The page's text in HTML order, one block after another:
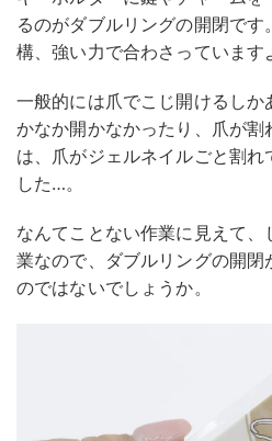
るのがダブルリングの開閉で
構、強い力で合わさっています
一般的には爪でこじ開けるし
かなか開かなかったり、爪が
は、爪がジェルネイルごと割れ
した…。
なんてことない作業に見えて
業なので、ダブルリングの開
のではないでしょうか。